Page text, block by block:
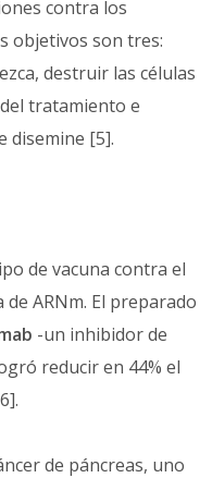
contra los
objetivos son tres:
destruir las células
tratamiento e
disemine [5].
de vacuna contra el
ARNm. El preparado
-un inhibidor de
reducir en 44% el
de páncreas, uno